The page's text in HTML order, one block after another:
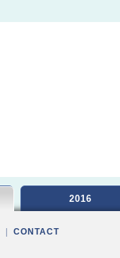
2016
CONTACT